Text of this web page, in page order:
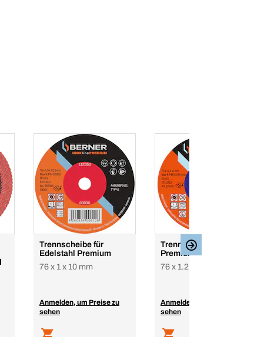
Trennscheibe für
Edelstahl Premium
76 x 1 x 10 mm
Anmelden, um Preise zu
sehen
Trennscheibe für Stahl
Premium
76 x 1.2 x 10 mm
Anmelden, um Preise zu
sehen